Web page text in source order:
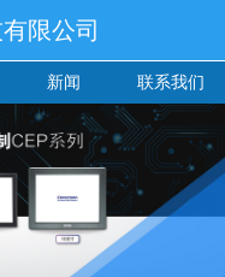
限公司
新闻 联系我们